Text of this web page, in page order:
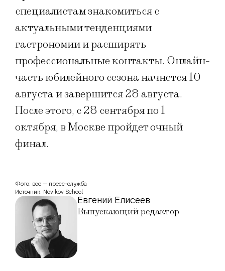
специалистам знакомиться с
актуальными тенденциями
гастрономии и расширять
профессиональные контакты. Онлайн-
часть юбилейного сезона начнется 10
августа и завершится 28 августа.
После этого, с 28 сентября по 1
октября, в Москве пройдет очный
финал.
Евгений Елисеев
Выпускающий редактор
Фото: все — пресс-служба
Источник: Novikov School